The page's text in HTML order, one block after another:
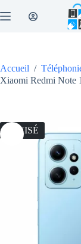
au
Accueil /
Xiaomi Redmi Note
ÉPUISÉ